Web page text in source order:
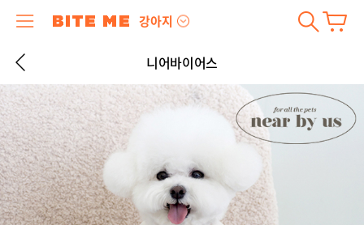
강아지
니어바이어스